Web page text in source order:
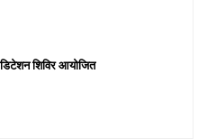
शिविर आयोजित